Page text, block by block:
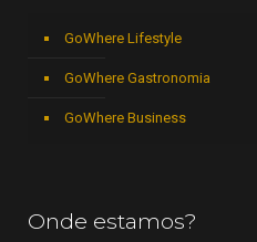
GoWhere Lifestyle
GoWhere Gastronomia
GoWhere Business
Onde estamos?